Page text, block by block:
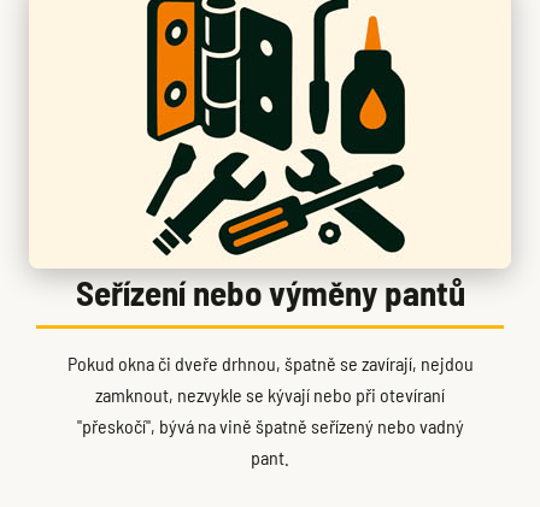
Seřízení nebo výměny pantů
Pokud okna či dveře drhnou, špatně se zavírají, nejdou
zamknout, nezvykle se kývají nebo při otevíraní
"přeskočí", bývá na vině špatně seřízený nebo vadný
pant.